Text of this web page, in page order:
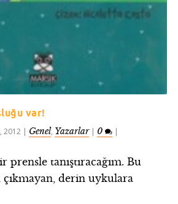
var!
2012 | Genel, Yazarlar| 0 |
prensle tanıştıracağım. Bu
derin uykulara